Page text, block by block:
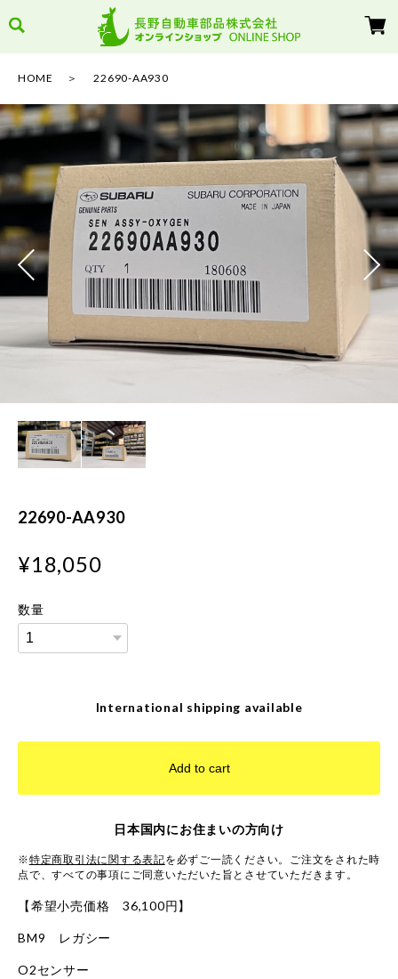
HOME 22690-AA930
22690-AA930
¥18,050
数量
International shipping available
Add to cart
日本国内にお住まいの方向け
※特定商取引法に関する表記を必ずご一読ください。ご注文をされた時
点で、すべての事項にご同意いただいた旨とさせていただきます。
【希望小売価格 36,100円】
BM9 レガシー
O2センサー